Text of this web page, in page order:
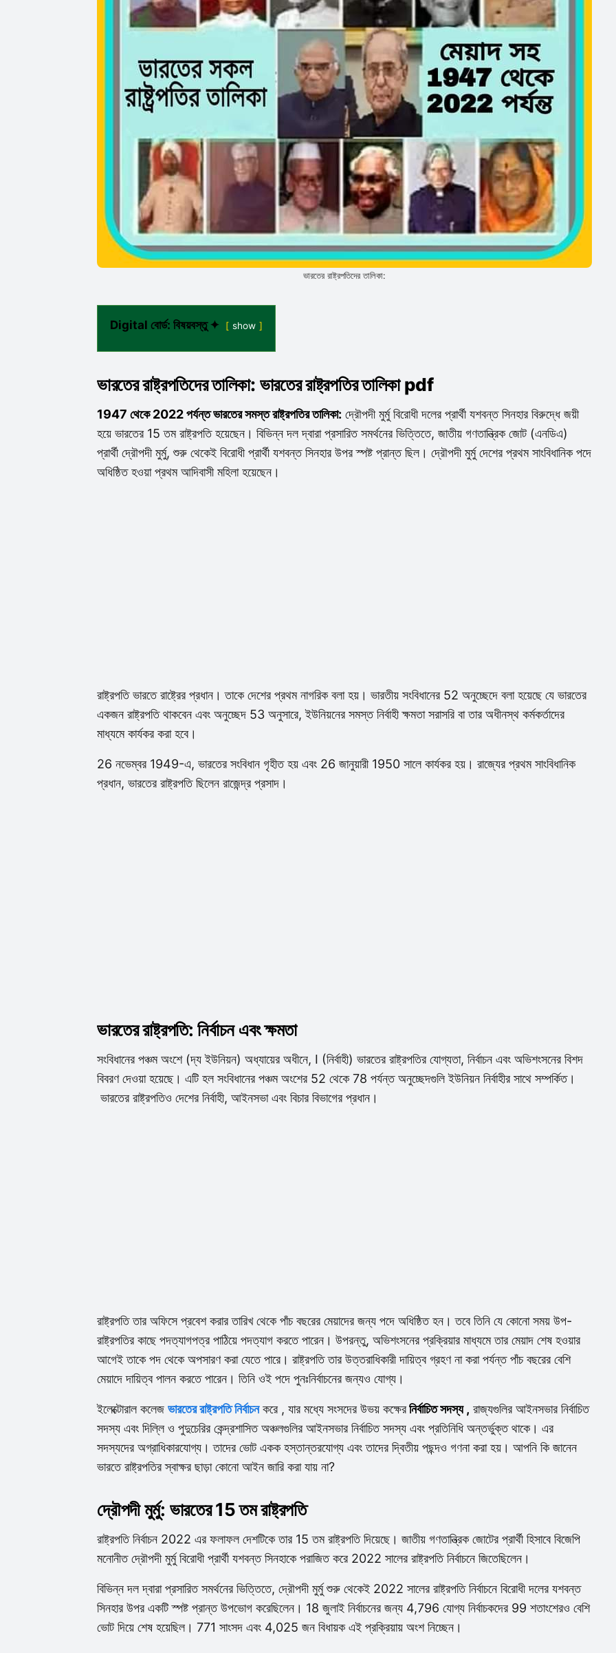
ভারতের রাষ্ট্রপতিদের তালিকা:
Digital বোর্ড: বিষয়বস্তু ✦ show
ভারতের রাষ্ট্রপতিদের তালিকা: ভারতের রাষ্ট্রপতির তালিকা pdf
1947 থেকে 2022 পর্যন্ত ভারতের সমস্ত রাষ্ট্রপতির তালিকা: দ্রৌপদী মুর্মু বিরোধী দলের প্রার্থী যশবন্ত সিনহার বিরুদ্ধে জয়ী
হয়ে ভারতের 15 তম রাষ্ট্রপতি হয়েছেন। বিভিন্ন দল দ্বারা প্রসারিত সমর্থনের ভিত্তিতে, জাতীয় গণতান্ত্রিক জোট (এনডিএ)
প্রার্থী দ্রৌপদী মুর্মু, শুরু থেকেই বিরোধী প্রার্থী যশবন্ত সিনহার উপর স্পষ্ট প্রান্ত ছিল। দ্রৌপদী মুর্মু দেশের প্রথম সাংবিধানিক পদে
অধিষ্ঠিত হওয়া প্রথম আদিবাসী মহিলা হয়েছেন।
রাষ্ট্রপতি ভারতে রাষ্ট্রের প্রধান। তাকে দেশের প্রথম নাগরিক বলা হয়। ভারতীয় সংবিধানের 52 অনুচ্ছেদে বলা হয়েছে যে ভারতের
একজন রাষ্ট্রপতি থাকবেন এবং অনুচ্ছেদ 53 অনুসারে, ইউনিয়নের সমস্ত নির্বাহী ক্ষমতা সরাসরি বা তার অধীনস্থ কর্মকর্তাদের
মাধ্যমে কার্যকর করা হবে।
26 নভেম্বর 1949-এ, ভারতের সংবিধান গৃহীত হয় এবং 26 জানুয়ারী 1950 সালে কার্যকর হয়। রাজ্যের প্রথম সাংবিধানিক
প্রধান, ভারতের রাষ্ট্রপতি ছিলেন রাজেন্দ্র প্রসাদ।
ভারতের রাষ্ট্রপতি: নির্বাচন এবং ক্ষমতা
সংবিধানের পঞ্চম অংশে (দ্য ইউনিয়ন) অধ্যায়ের অধীনে, I (নির্বাহী) ভারতের রাষ্ট্রপতির যোগ্যতা, নির্বাচন এবং অভিশংসনের বিশদ
বিবরণ দেওয়া হয়েছে। এটি হল সংবিধানের পঞ্চম অংশের 52 থেকে 78 পর্যন্ত অনুচ্ছেদগুলি ইউনিয়ন নির্বাহীর সাথে সম্পর্কিত।
ভারতের রাষ্ট্রপতিও দেশের নির্বাহী, আইনসভা এবং বিচার বিভাগের প্রধান।
রাষ্ট্রপতি তার অফিসে প্রবেশ করার তারিখ থেকে পাঁচ বছরের মেয়াদের জন্য পদে অধিষ্ঠিত হন। তবে তিনি যে কোনো সময় উপ-
রাষ্ট্রপতির কাছে পদত্যাগপত্র পাঠিয়ে পদত্যাগ করতে পারেন। উপরন্তু, অভিশংসনের প্রক্রিয়ার মাধ্যমে তার মেয়াদ শেষ হওয়ার
আগেই তাকে পদ থেকে অপসারণ করা যেতে পারে। রাষ্ট্রপতি তার উত্তরাধিকারী দায়িত্ব গ্রহণ না করা পর্যন্ত পাঁচ বছরের বেশি
মেয়াদে দায়িত্ব পালন করতে পারেন। তিনি ওই পদে পুনঃনির্বাচনের জন্যও যোগ্য।
ইলেক্টোরাল কলেজ ভারতের রাষ্ট্রপতি নির্বাচনকরে , যার মধ্যে সংসদের উভয় কক্ষেরনির্বাচিত সদস্য , রাজ্যগুলির আইনসভার নির্বাচিত
সদস্য এবং দিল্লি ও পুদুচেরির কেন্দ্রশাসিত অঞ্চলগুলির আইনসভার নির্বাচিত সদস্য এবং প্রতিনিধি অন্তর্ভুক্ত থাকে। এর
সদস্যদের অগ্রাধিকারযোগ্য। তাদের ভোট একক হস্তান্তরযোগ্য এবং তাদের দ্বিতীয় পছন্দও গণনা করা হয়। আপনি কি জানেন
ভারতে রাষ্ট্রপতির স্বাক্ষর ছাড়া কোনো আইন জারি করা যায় না?
দ্রৌপদী মুর্মু: ভারতের 15 তম রাষ্ট্রপতি
রাষ্ট্রপতি নির্বাচন 2022 এর ফলাফল দেশটিকে তার 15 তম রাষ্ট্রপতি দিয়েছে। জাতীয় গণতান্ত্রিক জোটের প্রার্থী হিসাবে বিজেপি
মনোনীত দ্রৌপদী মুর্মু বিরোধী প্রার্থী যশবন্ত সিনহাকে পরাজিত করে 2022 সালের রাষ্ট্রপতি নির্বাচনে জিতেছিলেন।
বিভিন্ন দল দ্বারা প্রসারিত সমর্থনের ভিত্তিতে, দ্রৌপদী মুর্মু শুরু থেকেই 2022 সালের রাষ্ট্রপতি নির্বাচনে বিরোধী দলের যশবন্ত
সিনহার উপর একটি স্পষ্ট প্রান্ত উপভোগ করেছিলেন। 18 জুলাই নির্বাচনের জন্য 4,796 যোগ্য নির্বাচকদের 99 শতাংশেরও বেশি
ভোট দিয়ে শেষ হয়েছিল। 771 সাংসদ এবং 4,025 জন বিধায়ক এই প্রক্রিয়ায় অংশ নিচ্ছেন।